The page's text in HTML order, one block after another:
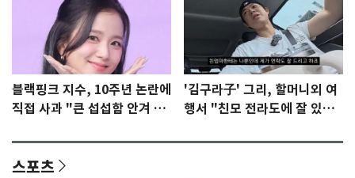
블랙핑크 지수, 10주년 논란에
직접 사과 "큰 섭섭함 안겨 미
'김구라子' 그리, 할머니외 여
행서 "친모 전라도에 잘 있
스포츠